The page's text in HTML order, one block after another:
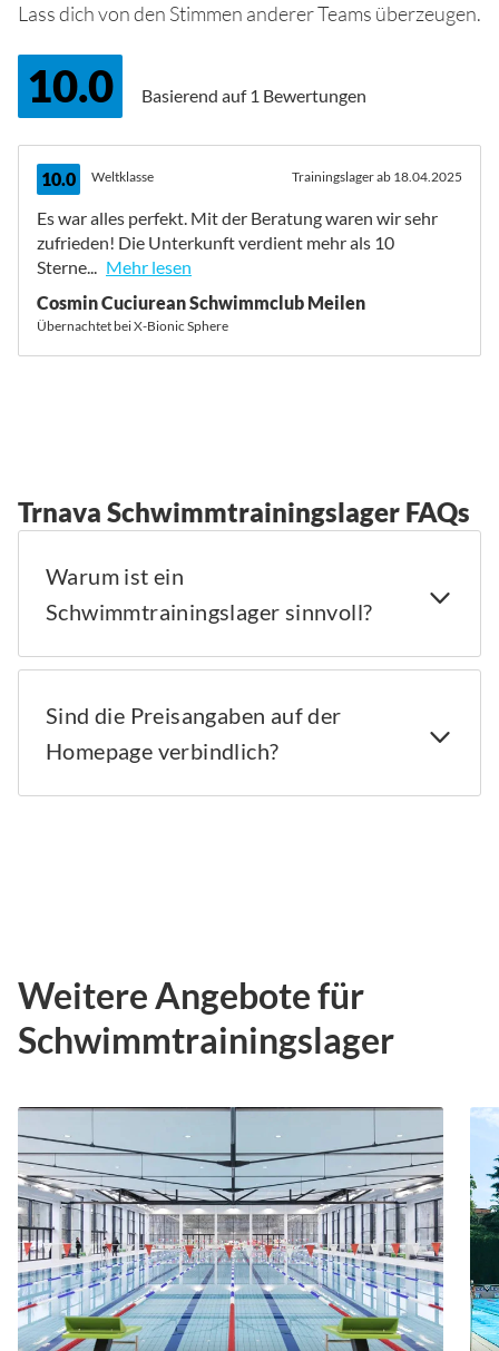
Lass dich von den Stimmen anderer Teams überzeugen.
10.0 Basierend auf1 Bewertungen
10.0 Weltklasse Trainingslager ab 18.04.2025
Es war alles perfekt. Mit der Beratung waren wir sehr
zufrieden! Die Unterkunft verdient mehr als 10
Sterne... Mehr lesen
Cosmin Cuciurean Schwimmclub Meilen
Übernachtet bei X-Bionic Sphere
Trnava Schwimmtrainingslager FAQs
Warum ist ein
Schwimmtrainingslager sinnvoll?
Sind die Preisangaben auf der
Homepage verbindlich?
Weitere Angebote für
Schwimmtrainingslager